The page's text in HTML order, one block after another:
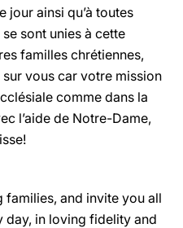
jour ainsi qu’à toutes
sont unies à cette
familles chrétiennes,
vous car votre mission
comme dans la
l’aide de Notre-Dame,
families, and invite you all
in loving fidelity and